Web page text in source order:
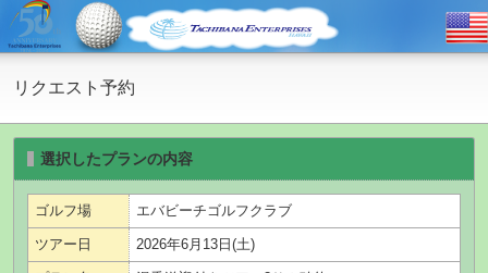
リクエスト予約
選択したプランの内容
ゴルフ場 エバビーチゴルフクラブ
ツアー日 2026年6月13日(土)